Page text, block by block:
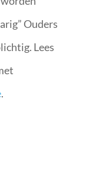
Ouders
Lees
.